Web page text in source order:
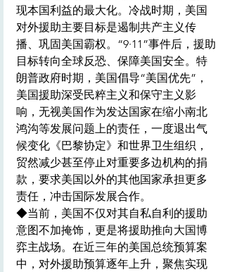
现本国利益的最大化。冷战时期，美国
对外援助主要目标是遏制共产主义传
播、巩固美国霸权。“9·11”事件后，援助
目标转向全球反恐、保障美国安全。特
朗普政府时期，美国倡导“美国优先”，
美国援助深受民粹主义和保守主义影
响，无视美国作为发达国家在缩小南北
鸿沟等发展问题上的责任，一度退出气
候变化《巴黎协定》和世界卫生组织，
贸然减少甚至停止对重要多边机构的捐
款，要求美国以外的其他国家承担更多
责任，冲击国际发展合作。
◆当前，美国不仅对其自私自利的援助
意图不加掩饰，更是将援助推向大国博
弈主战场。在近三年的美国总统预算案
中，对外援助预算逐年上升，聚焦实现